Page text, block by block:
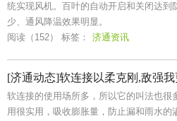
统实现风机。百叶的自动开启和关闭达到
少、通风降温效果明显。
阅读（152） 标签： 济通资讯
[济通动态]软连接以柔克刚,敌强我
软连接的使用场所多，所以它的叫法也很
用很实用，吸收膨胀量，防止漏和雨水的